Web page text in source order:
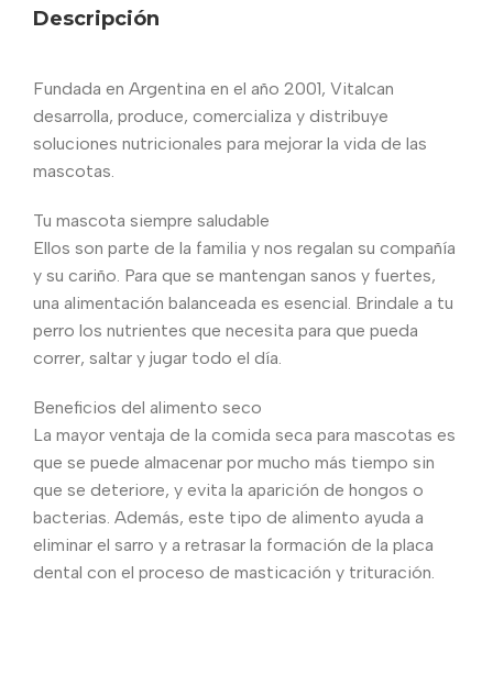
Descripción
Fundada en Argentina en el año 2001, Vitalcan
desarrolla, produce, comercializa y distribuye
soluciones nutricionales para mejorar la vida de las
mascotas.
Tu mascota siempre saludable
Ellos son parte de la familia y nos regalan su compañía
y su cariño. Para que se mantengan sanos y fuertes,
una alimentación balanceada es esencial. Brindale a tu
perro los nutrientes que necesita para que pueda
correr, saltar y jugar todo el día.
Beneficios del alimento seco
La mayor ventaja de la comida seca para mascotas es
que se puede almacenar por mucho más tiempo sin
que se deteriore, y evita la aparición de hongos o
bacterias. Además, este tipo de alimento ayuda a
eliminar el sarro y a retrasar la formación de la placa
dental con el proceso de masticación y trituración.